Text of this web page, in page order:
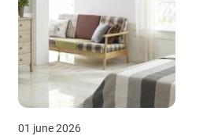
01 june 2026